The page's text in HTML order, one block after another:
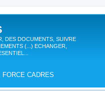
DES DOCUMENTS, SUIVRE
(...) ECHANGER,
CADRES